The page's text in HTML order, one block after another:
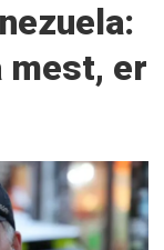
mest, er